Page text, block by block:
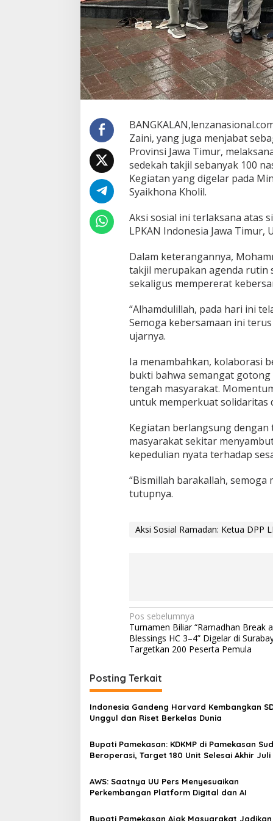
d
o
n
e
s
i
a
d
a
P
K
J
a
t
i
m
e
r
b
g
i
d
a
n
g
a
l
a
n
Zaini, yang juga menjabat
Provinsi Jawa Timur,
sedekah takjil sebanyak 100
Kegiatan yang digelar pada
Syaikhona Kholil.
Aksi sosial ini terlaksana atas
LPKAN Indonesia Jawa Timur,
Dalam keterangannya,
takjil merupakan agenda rutin
sekaligus mempererat
“Alhamdulillah, pada hari ini
Semoga kebersamaan ini
ujarnya.
Ia menambahkan, kolaborasi
bukti bahwa semangat
tengah masyarakat.
untuk memperkuat solidaritas
Kegiatan berlangsung
masyarakat sekitar
kepedulian nyata terhadap
“Bismillah barakallah, semoga
tutupnya.
Aksi Sosial Ramadan: Ketua DPP
N
a
v
i
g
a
s
i
p
s
Pos sebelumnya
Turnamen Biliar “Ramadhan Break
Blessings HC 3–4” Digelar di
Targetkan 200 Peserta Pemula
Posting Terkait
Indonesia Gandeng Harvard Kembangkan
Unggul dan Riset Berkelas Dunia
Bupati Pamekasan: KDKMP di Pamekasan
Beroperasi, Target 180 Unit Selesai Akhir Juli
AWS: Saatnya UU Pers Menyesuaikan
Perkembangan Platform Digital dan AI
Bupati Pamekasan Ajak Masyarakat Jadikan